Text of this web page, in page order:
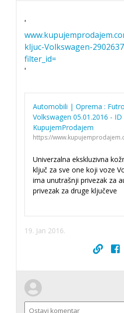
'
kljuc-Volkswagen-
filter_id=
'
Automobili | Oprema :
Volkswagen 05.01.2016 -
KupujemProdajem
https://
Univerzalna ekskluzivna
ključ za sve one koji voze
ima unutrašnji privezak za
privezak za druge ključeve
19. Jan 2016.